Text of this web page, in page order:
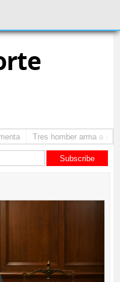
Tres homber arma a
Subscribe